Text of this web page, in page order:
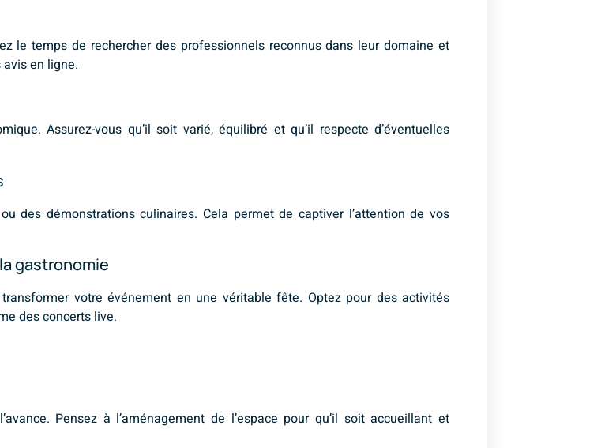
le temps de rechercher des professionnels reconnus dans leur domaine et
en ligne.
Assurez-vous qu’il soit varié, équilibré et qu’il respecte d’éventuelles
des démonstrations culinaires. Cela permet de captiver l’attention de vos
gastronomie
votre événement en une véritable fête. Optez pour des activités
des concerts live.
Pensez à l’aménagement de l’espace pour qu’il soit accueillant et